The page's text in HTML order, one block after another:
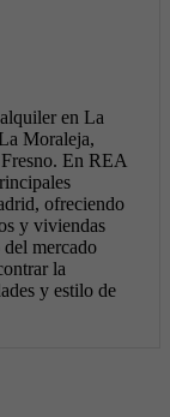
en La
Moraleja,
En REA
ofreciendo
y viviendas
mercado
la
y estilo de